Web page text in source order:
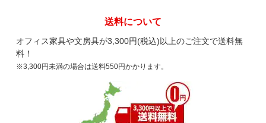
送料について
オフィス家具や文房具が3,300円(税込)以上のご注文で送料無
料！
※3,300円未満の場合は送料550円かかります。